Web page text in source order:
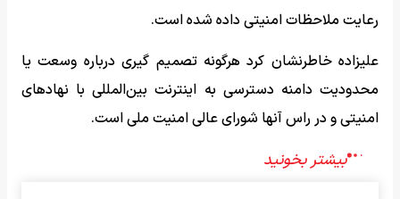
رعایت ملاحظات امنیتی داده شده است.
علیزاده خاطرنشان کرد هرگونه تصمیم گیری درباره وسعت یا
محدودیت دامنه دسترسی به اینترنت بین‌المللی با نهاد‌های
امنیتی و در راس آنها شورای عالی امنیت ملی است.